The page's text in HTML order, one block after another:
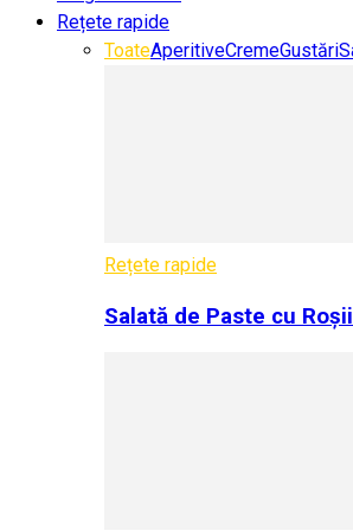
Rețete rapide
ToateAperitiveCremeGustări
Rețete rapide
Salată de Paste cu